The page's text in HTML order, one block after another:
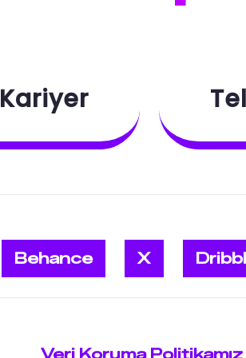
Kariyer
Behance X